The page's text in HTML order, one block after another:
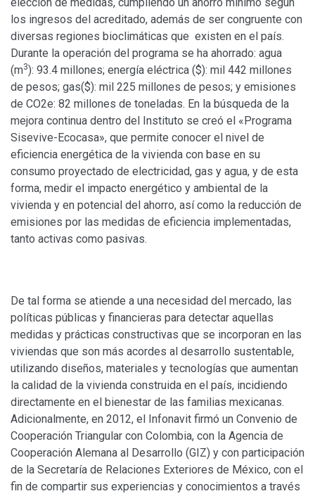
los ingresos del acreditado, además de ser congruente con
diversas regiones bioclimáticas que existen en el país.
Durante la operación del programa se ha ahorrado: agua
(m3): 93.4 millones; energía eléctrica ($): mil 442 millones
de pesos; gas($): mil 225 millones de pesos; y emisiones
de CO2e: 82 millones de toneladas. En la búsqueda de la
mejora continua dentro del Instituto se creó el «Programa
Sisevive-Ecocasa», que permite conocer el nivel de
eficiencia energética de la vivienda con base en su
consumo proyectado de electricidad, gas y agua, y de esta
forma, medir el impacto energético y ambiental de la
vivienda y en potencial del ahorro, así como la reducción de
emisiones por las medidas de eficiencia implementadas,
tanto activas como pasivas.
De tal forma se atiende a una necesidad del mercado, las
políticas públicas y financieras para detectar aquellas
medidas y prácticas constructivas que se incorporan en las
viviendas que son más acordes al desarrollo sustentable,
utilizando diseños, materiales y tecnologías que aumentan
la calidad de la vivienda construida en el país, incidiendo
directamente en el bienestar de las familias mexicanas.
Adicionalmente, en 2012, el Infonavit firmó un Convenio de
Cooperación Triangular con Colombia, con la Agencia de
Cooperación Alemana al Desarrollo (GIZ) y con participación
de la Secretaría de Relaciones Exteriores de México, con el
fin de compartir sus experiencias y conocimientos a través